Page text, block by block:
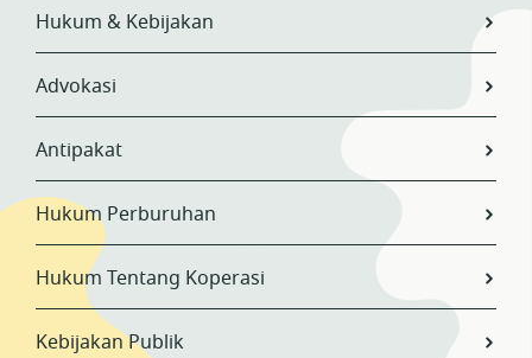
Hukum & Kebijakan
Advokasi
Antipakat
Hukum Perburuhan
Hukum Tentang Koperasi
Kebijakan Publik